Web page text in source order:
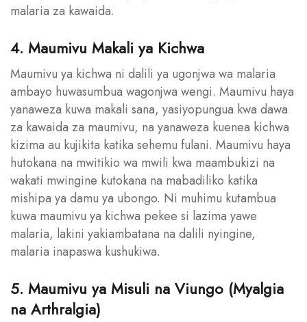
malaria za kawaida.
4. Maumivu Makali ya Kichwa
Maumivu ya kichwa ni dalili ya ugonjwa wa malaria
ambayo huwasumbua wagonjwa wengi. Maumivu haya
yanaweza kuwa makali sana, yasiyopungua kwa dawa
za kawaida za maumivu, na yanaweza kuenea kichwa
kizima au kujikita katika sehemu fulani. Maumivu haya
hutokana na mwitikio wa mwili kwa maambukizi na
wakati mwingine kutokana na mabadiliko katika
mishipa ya damu ya ubongo. Ni muhimu kutambua
kuwa maumivu ya kichwa pekee si lazima yawe
malaria, lakini yakiambatana na dalili nyingine,
malaria inapaswa kushukiwa.
5. Maumivu ya Misuli na Viungo (Myalgia
na Arthralgia)